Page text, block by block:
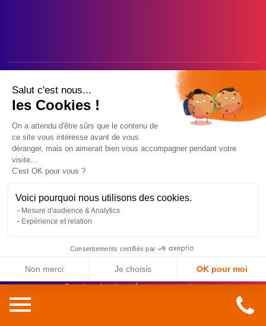
Nous contacter
Témoignages
Exercer vos droits
Gestion des données personnelles
Salut c'est nous...
les Cookies !
On a attendu d'être sûrs que le contenu de
ce site vous intéresse avant de vous
déranger, mais on aimerait bien vous accompagner pendant votre
visite...
C'est OK pour vous ?
Voici pourquoi nous utilisons des cookies.
Mesure d'audience & Analytics
Expérience et relation
Consentements certifiés par
Non merci Je choisis OK pour moi